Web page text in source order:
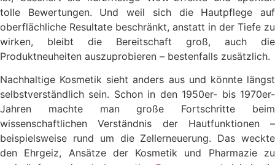
tolle Bewertungen. Und weil sich die Hautpflege auf
oberflächliche Resultate beschränkt, anstatt in der Tiefe zu
wirken, bleibt die Bereitschaft groß, auch die
Produktneuheiten auszuprobieren – bestenfalls zusätzlich.
Nachhaltige Kosmetik sieht anders aus und könnte längst
selbstverständlich sein. Schon in den 1950er- bis 1970er-
Jahren machte man große Fortschritte beim
wissenschaftlichen Verständnis der Hautfunktionen –
beispielsweise rund um die Zellerneuerung. Das weckte
den Ehrgeiz, Ansätze der Kosmetik und Pharmazie zu